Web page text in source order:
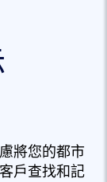
將您的都市
戶查找和記